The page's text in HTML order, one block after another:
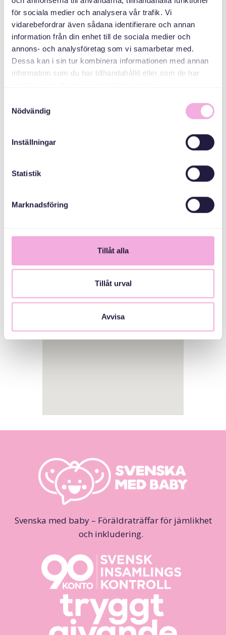
för sociala medier och analysera vår trafik. Vi
vidarebefordrar även sådana identifierare och annan
information från din enhet till de sociala medier och
annons- och analysföretag som vi samarbetar med.
Dessa kan i sin tur kombinera informationen med annan
information som du har tillhandahållit eller som de har
Nödvändig
Inställningar
Statistik
Marknadsföring
Tillåt alla
Tillåt urval
Avvisa
Email
bokningen@svenskamedbaby.se
СПІВОРГАНІЗАТОРИ
Svenska med baby – Föräldraträffar för jämlikhet
och inkludering.